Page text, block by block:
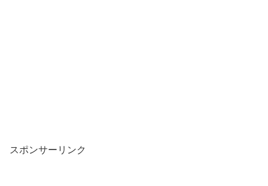
スポンサーリンク